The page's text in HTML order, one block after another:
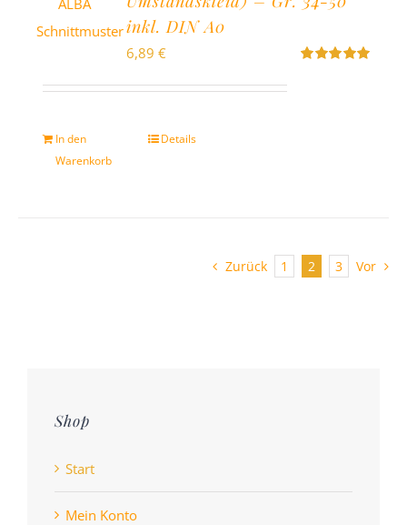
inkl. DIN A0
6,89€
In den
Warenkorb
Details
Zurück 1 2 3 Vor
Shop
Start
Mein Konto